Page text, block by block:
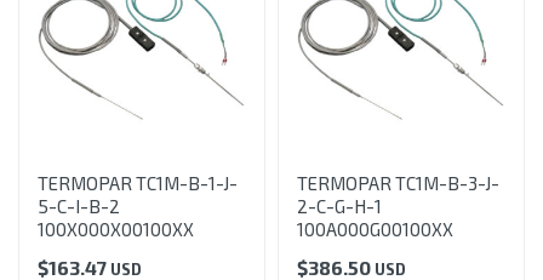
TERMOPAR TC1M-B-1-J-
5-C-I-B-2
100X000X00100XX
$163.47 USD
TERMOPAR TC1M-B-3-J-
2-C-G-H-1
100A000G00100XX
$386.50 USD